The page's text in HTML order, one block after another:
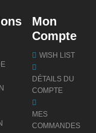
Mon
Compte
WISH LIST
DÉTAILS DU
COMPTE
MES
COMMANDES